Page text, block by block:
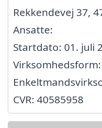
Rekkendevej 37,
Ansatte:
Startdato: 01. juli
Virksomhedsform:
CVR: 40585958